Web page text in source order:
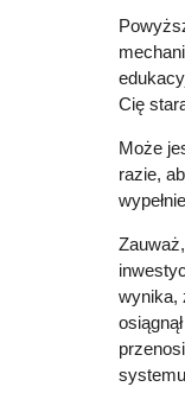
Cię
Może
razie,
wynika,